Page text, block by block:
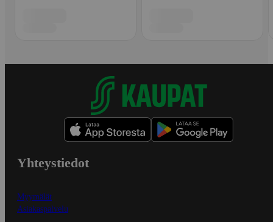
Yhteystiedot
Myymälät
Asiakaspalvelu